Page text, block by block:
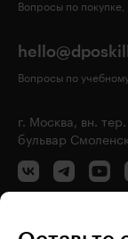
Вопросы по
Вопросы по
г. Москва, вн.
бульвар